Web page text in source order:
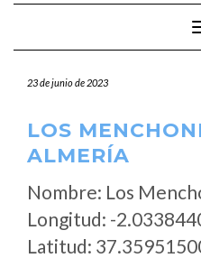
23 de junio de 2023
LOS
ALMERÍA
Nombre: Los
Longitud: -
Latitud: